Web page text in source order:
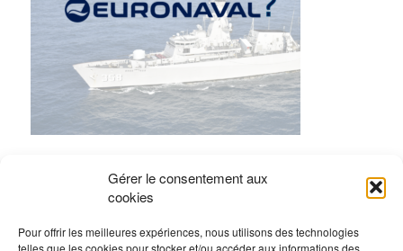
Gérer le consentement aux
cookies
Pour offrir les meilleures expériences, nous utilisons des technologies
telles que les cookies pour stocker et/ou accéder aux informations des